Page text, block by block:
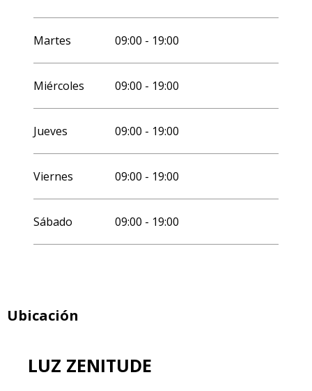
Martes 09:00 - 19:00
Miércoles 09:00 - 19:00
Jueves 09:00 - 19:00
Viernes 09:00 - 19:00
Sábado 09:00 - 19:00
Ubicación
LUZ ZENITUDE